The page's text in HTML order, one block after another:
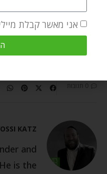
יציאת מצרים ישועת השם
KATZ
and
is the
אני מאשר קבלת